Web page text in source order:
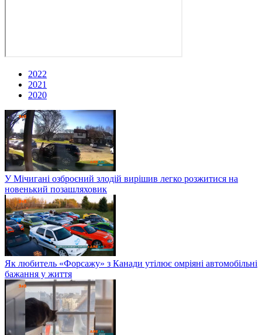
2022
2021
2020
У Мічигані озброєний злодій вирішив легко розжитися на
новенький позашляховик
Як любитель «Форсажу» з Канади утілює омріяні автомобільні
бажання у життя